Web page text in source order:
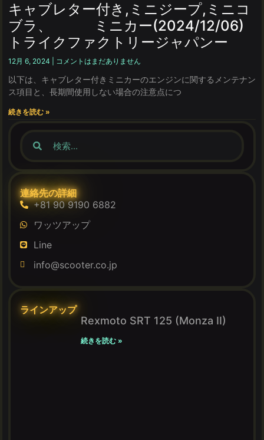
キャブレター付き,ミニジープ,ミニコ
ブラ、 ミニカー(2024/12/06)
トライクファクトリージャパンー
12月 6, 2024 コメントはまだありません
以下は、キャブレター付きミニカーのエンジンに関するメンテナン
ス項目と、長期間使用しない場合の注意点につ
続きを読む »
連絡先の詳細
+81 90 9190 6882
ワッツアップ
Line
info@scooter.co.jp
ラインアップ
Rexmoto SRT 125 (Monza II)
続きを読む »